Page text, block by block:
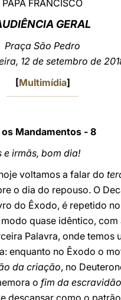
PAPA FRANCISCO
GERAL
Praça São Pedro
12 de setembro de
[Multimídia]
Mandamentos - 8
e irmãs, bom dia!
voltamos a falar do
o dia do repouso. O
do Êxodo, é repetido
quase idêntico, com
Palavra, onde temos
enquanto no Êxodo o
da criação, no
o fim da escravidão
descansar como o